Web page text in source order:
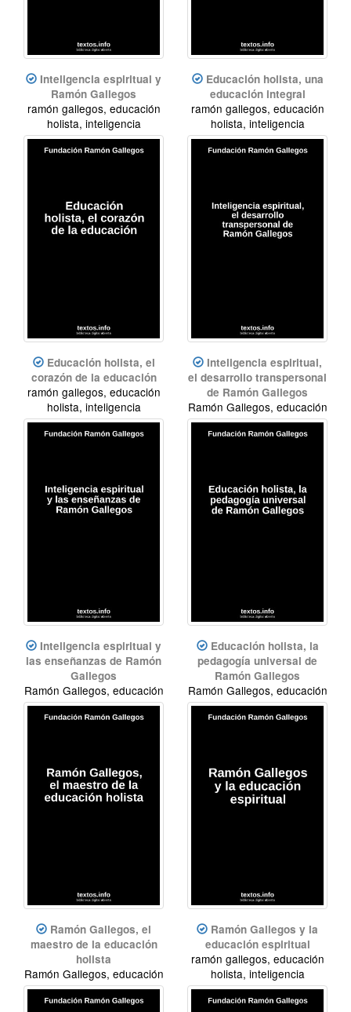
Inteligencia espiritual y
Ramón Gallegos
ramón gallegos, educación
holista, inteligencia
espiritual
Educación holista, una
educación integral
ramón gallegos, educación
holista, inteligencia
espiritual
Educación holista, el
corazón de la educación
ramón gallegos, educación
holista, inteligencia
espiritual
Inteligencia espiritual,
el desarrollo transpersonal
de Ramón Gallegos
Ramón Gallegos, educación
holista, inteligencia
espiritual
Inteligencia espiritual y
las enseñanzas de Ramón
Gallegos
Ramón Gallegos, educación
holista, inteligencia
espiritual
Educación holista, la
pedagogía universal de
Ramón Gallegos
Ramón Gallegos, educación
holista
Ramón Gallegos, el
maestro de la educación
holista
Ramón Gallegos, educación
holista, inteligencia
espiritual
Ramón Gallegos y la
educación espiritual
ramón gallegos, educación
holista, inteligencia
espiritual